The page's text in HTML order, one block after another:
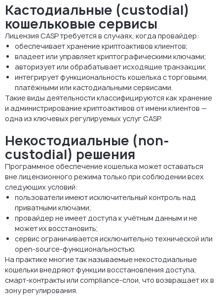
Кастодиальные (custodial)
кошельковые сервисы
Лицензия CASP требуется в случаях, когда провайдер:
обеспечивает хранение криптоактивов клиентов;
владеет или управляет криптографическими ключами;
авторизует или обрабатывает исходящие транзакции;
интегрирует функциональность кошелька с торговыми,
платёжными или кастодиальными сервисами.
Такие виды деятельности классифицируются как хранение
и администрирование криптоактивов от имени клиентов —
одна из ключевых регулируемых услуг CASP.
Некостодиальные (non-
custodial) решения
Программное обеспечение кошелька может оставаться
вне лицензионного режима только при соблюдении всех
следующих условий:
пользователи имеют исключительный контроль над
приватными ключами;
провайдер не имеет доступа к учётным данным и не
может их восстановить;
сервис ограничивается исключительно технической или
open-source-функциональностью.
На практике многие так называемые некостодиальные
кошельки внедряют функции восстановления доступа,
смарт-контракты или compliance-слои, что возвращает их в
зону регулирования.